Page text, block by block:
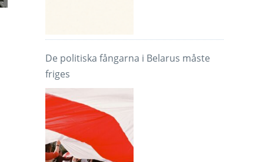
De politiska fångarna i Belarus måste
friges